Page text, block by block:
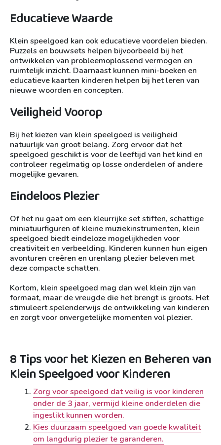
Educatieve Waarde
Klein speelgoed kan ook educatieve voordelen bieden.
Puzzels en bouwsets helpen bijvoorbeeld bij het
ontwikkelen van probleemoplossend vermogen en
ruimtelijk inzicht. Daarnaast kunnen mini-boeken en
educatieve kaarten kinderen helpen bij het leren van
nieuwe woorden en concepten.
Veiligheid Voorop
Bij het kiezen van klein speelgoed is veiligheid
natuurlijk van groot belang. Zorg ervoor dat het
speelgoed geschikt is voor de leeftijd van het kind en
controleer regelmatig op losse onderdelen of andere
mogelijke gevaren.
Eindeloos Plezier
Of het nu gaat om een kleurrijke set stiften, schattige
miniatuurfiguren of kleine muziekinstrumenten, klein
speelgoed biedt eindeloze mogelijkheden voor
creativiteit en verbeelding. Kinderen kunnen hun eigen
avonturen creëren en urenlang plezier beleven met
deze compacte schatten.
Kortom, klein speelgoed mag dan wel klein zijn van
formaat, maar de vreugde die het brengt is groots. Het
stimuleert spelenderwijs de ontwikkeling van kinderen
en zorgt voor onvergetelijke momenten vol plezier.
8 Tips voor het Kiezen en Beheren van
Klein Speelgoed voor Kinderen
Zorg voor speelgoed dat veilig is voor kinderen
onder de 3 jaar, vermijd kleine onderdelen die
ingeslikt kunnen worden.
Kies duurzaam speelgoed van goede kwaliteit
om langdurig plezier te garanderen.